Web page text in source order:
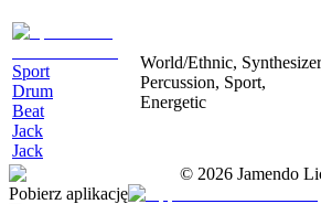
Sport
Drum
Beat
Jack
Jack
World/Ethnic,
Percussion, Sport,
Energetic
© 2026 Jamendo
Pobierz aplikację